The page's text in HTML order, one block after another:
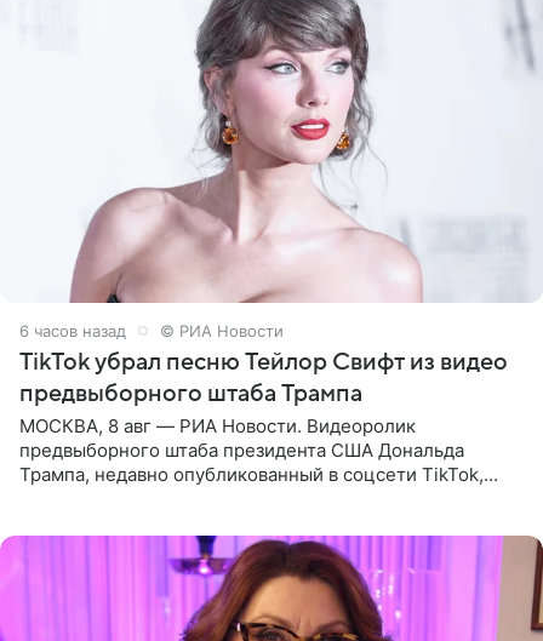
6 часов назад © РИА Новости
TikTok убрал песню Тейлор Свифт из видео
предвыборного штаба Трампа
МОСКВА, 8 авг — РИА Новости. Видеоролик
предвыборного штаба президента США Дональда
Трампа, недавно опубликованный в соцсети TikTok,